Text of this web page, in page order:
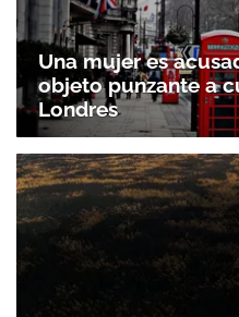
Una mujer es
objeto punzante a
Londres